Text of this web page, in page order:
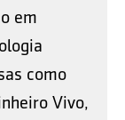
em
como
Vivo,